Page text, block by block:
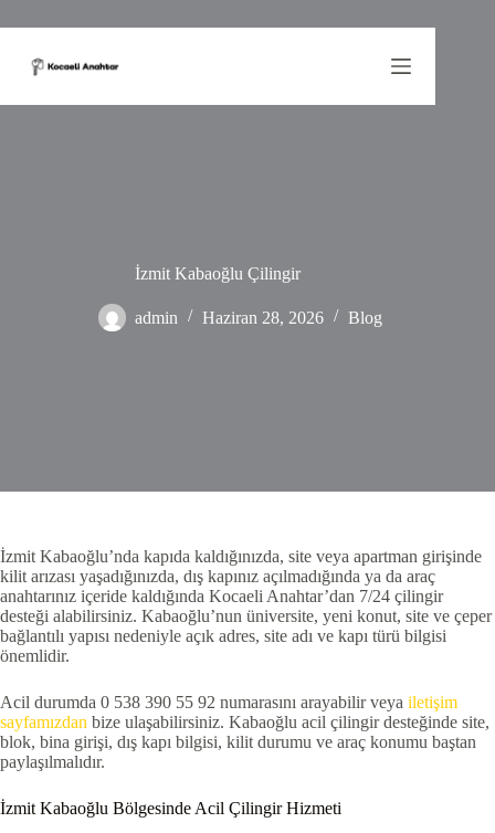
to
İzmit Kabaoğlu Çilingir
admin Haziran 28, 2026 Blog
İzmit Kabaoğlu’nda kapıda kaldığınızda, site veya apartman girişinde
kilit arızası yaşadığınızda, dış kapınız açılmadığında ya da araç
anahtarınız içeride kaldığında Kocaeli Anahtar’dan 7/24 çilingir
desteği alabilirsiniz. Kabaoğlu’nun üniversite, yeni konut, site ve çeper
bağlantılı yapısı nedeniyle açık adres, site adı ve kapı türü bilgisi
önemlidir.
Acil durumda 0 538 390 55 92 numarasını arayabilir veya iletişim
sayfamızdan bize ulaşabilirsiniz. Kabaoğlu acil çilingir desteğinde site,
blok, bina girişi, dış kapı bilgisi, kilit durumu ve araç konumu baştan
paylaşılmalıdır.
İzmit Kabaoğlu Bölgesinde Acil Çilingir Hizmeti